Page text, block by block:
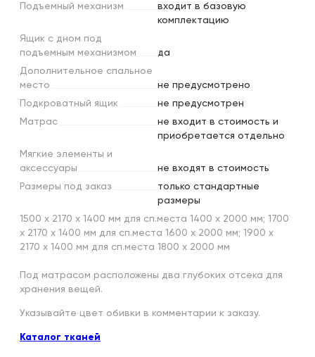
Подъемный механизм
входит в базовую
комплектацию
Ящик с дном под
подъемным механизмом
да
Дополнительное спальное
место
не предусмотрено
Подкроватный ящик
не предусмотрен
Матрас
не входит в стоимость и
приобретается отдельно
Мягкие элементы и
аксессуары
не входят в стоимость
Размеры под заказ
только стандартные
размеры
1500 х 2170 х 1400 мм для сп.места 1400 х 2000 мм; 1700
х 2170 х 1400 мм для сп.места 1600 х 2000 мм; 1900 х
2170 х 1400 мм для сп.места 1800 х 2000 мм
Под матрасом расположены два глубоких отсека для
хранения вещей.
Указывайте цвет обивки в комментарии к заказу.
Каталог тканей